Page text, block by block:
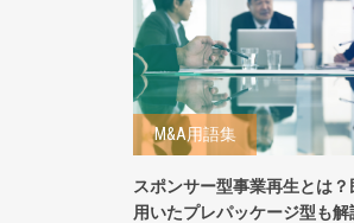
M&A用語集
スポンサー型事業再生とは
用いたプレパッケージ型も解